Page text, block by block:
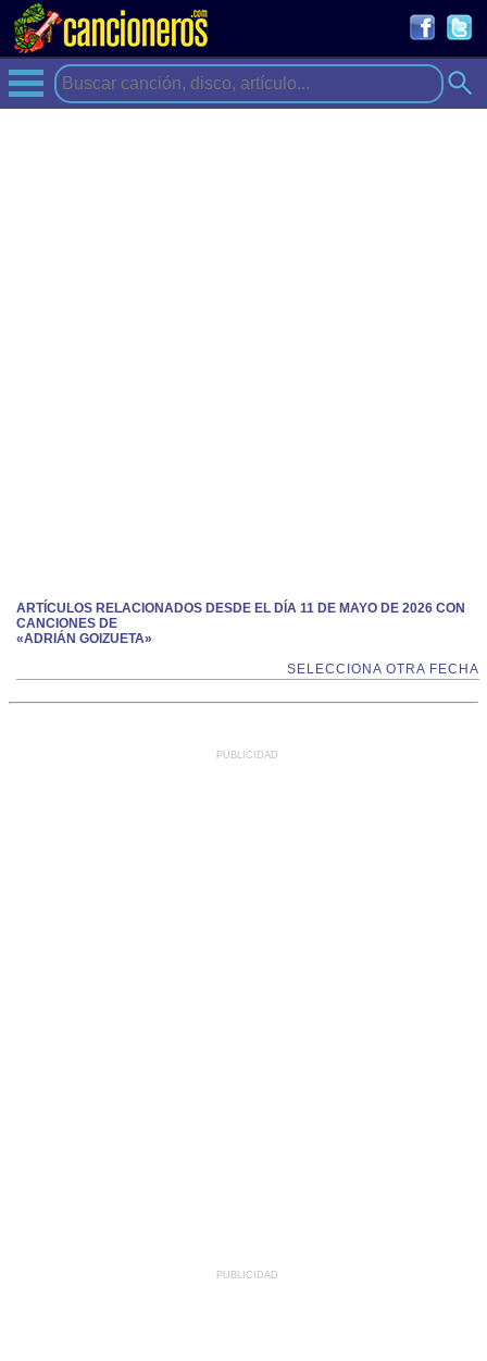
ARTÍCULOS RELACIONADOS DESDE EL DÍA 11 DE MAYO DE 2026 CON
CANCIONES DE
«ADRIÁN GOIZUETA»
SELECCIONA OTRA FECHA
PUBLICIDAD
PUBLICIDAD